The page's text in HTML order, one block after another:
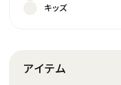
キッズ
アイテム